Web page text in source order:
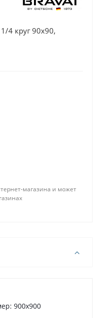
4 круг 90х90,
магазина и может
900х900